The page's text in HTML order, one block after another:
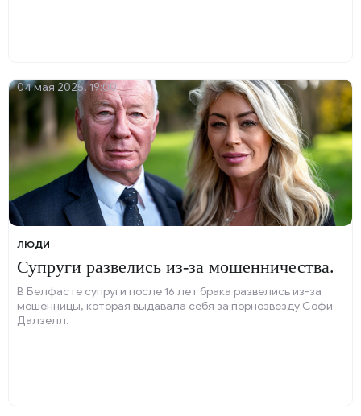
ЛЮДИ
Супруги развелись из-за мошенничества.
В Белфасте супруги после 16 лет брака развелись из-за
мошенницы, которая выдавала себя за порнозвезду Софи
Далзелл.
04 мая 2025, 19:00